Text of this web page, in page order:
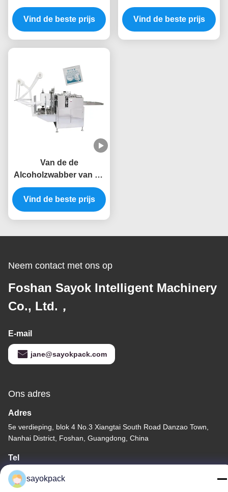
de Alcoholzwabber
veegt Verpakkende
Machine af
Vind de beste prijs
alcoholstootkussen Zij
Verzegelende
Verpakkingsmachine
Vind de beste prijs
Van de de
Alcoholzwabber van de
bloedinzameling van de
de Machine de Verticale
3KW Tablet
Vind de beste prijs
Neem contact met ons op
Foshan Sayok Intelligent Machinery
Co., Ltd.，
E-mail
jane@sayokpack.com
Ons adres
Adres
5e verdieping, blok 4 No.3 Xiangtai South Road Danzao Town,
Nanhai District, Foshan, Guangdong, China
Tel
86-757-8660-5060
sayokpack